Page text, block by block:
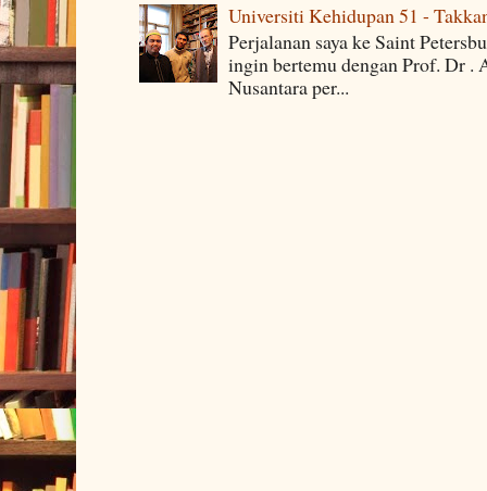
Universiti Kehidupan 51 -
Perjalanan saya ke Saint
ingin bertemu dengan Prof. Dr
Nusantara per...